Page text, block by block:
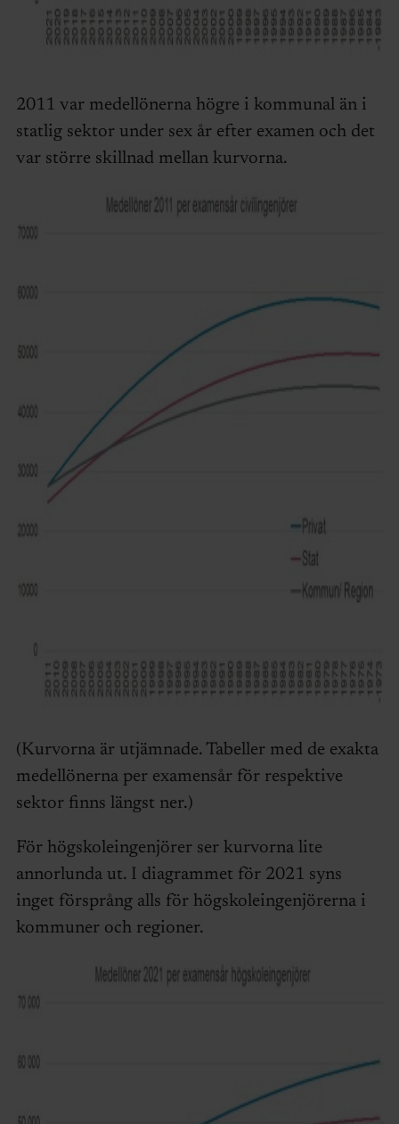
2011 var medellönerna högre i kommunal än i
statlig sektor under sex år efter examen och det
var större skillnad mellan kurvorna.
(Kurvorna är utjämnade. Tabeller med de exakta
medellönerna per examensår för respektive
sektor finns längst ner.)
För högskoleingenjörer ser kurvorna lite
annorlunda ut. I diagrammet för 2021 syns
inget försprång alls för högskoleingenjörerna i
kommuner och regioner.